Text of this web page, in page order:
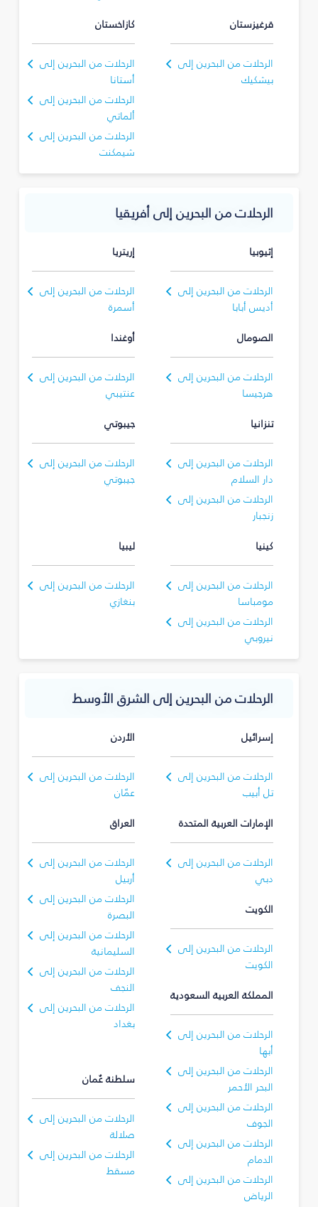
قرغيزستان
الرحلات من البحرين إلى
بيشكيك
كازاخستان
الرحلات من البحرين إلى
أستانا
الرحلات من البحرين إلى
ألماتي
الرحلات من البحرين إلى
شيمكنت
الرحلات من البحرين إلى أفريقيا
إثيوبيا
الرحلات من البحرين إلى
أديس أبابا
إريتريا
الرحلات من البحرين إلى
أسمرة
الصومال
الرحلات من البحرين إلى
هرجيسا
أوغندا
الرحلات من البحرين إلى
عنتيبي
تنزانيا
الرحلات من البحرين إلى
دار السلام
الرحلات من البحرين إلى
زنجبار
جيبوتي
الرحلات من البحرين إلى
جيبوتي
كينيا
الرحلات من البحرين إلى
مومباسا
الرحلات من البحرين إلى
نيروبي
ليبيا
الرحلات من البحرين إلى
بنغازي
الرحلات من البحرين إلى الشرق الأوسط
إسرائيل
الرحلات من البحرين إلى
تل أبيب
الأردن
الرحلات من البحرين إلى
عمّان
الإمارات العربية المتحدة
الرحلات من البحرين إلى
دبي
العراق
الرحلات من البحرين إلى
أربيل
الرحلات من البحرين إلى
البصرة‎
الرحلات من البحرين إلى
السليمانية‎
الرحلات من البحرين إلى
النجف
الرحلات من البحرين إلى
بغداد
الكويت
الرحلات من البحرين إلى
الكويت
المملكة العربية السعودية
الرحلات من البحرين إلى
أبها
الرحلات من البحرين إلى
البحر الأحمر
الرحلات من البحرين إلى
الجوف
الرحلات من البحرين إلى
الدمام
الرحلات من البحرين إلى
الرياض
سلطنة عُمان
الرحلات من البحرين إلى
صلالة
الرحلات من البحرين إلى
مسقط